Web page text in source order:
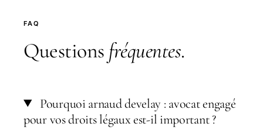
FAQ
Questions fréquentes.
Pourquoi arnaud develay : avocat engagé
pour vos droits légaux est-il important ?